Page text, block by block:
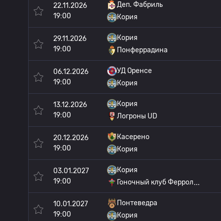
22.11.2026
19:00
Деп. Фабриль
Кория
29.11.2026
19:00
Кория
Понферрадина
06.12.2026
19:00
УД Оренсе
Кория
13.12.2026
19:00
Кория
Логроны UD
20.12.2026
19:00
Касерено
Кория
03.01.2027
19:00
Кория
Гоночный клуб Феррол
10.01.2027
19:00
Понтеведра
Кория